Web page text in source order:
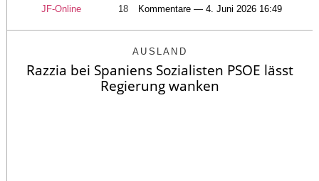
JF-Online 18 Kommentare — 4. Juni 2026 16:49
AUSLAND
Razzia bei Spaniens Sozialisten PSOE lässt
Regierung wanken